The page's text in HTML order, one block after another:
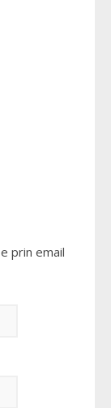
prin email